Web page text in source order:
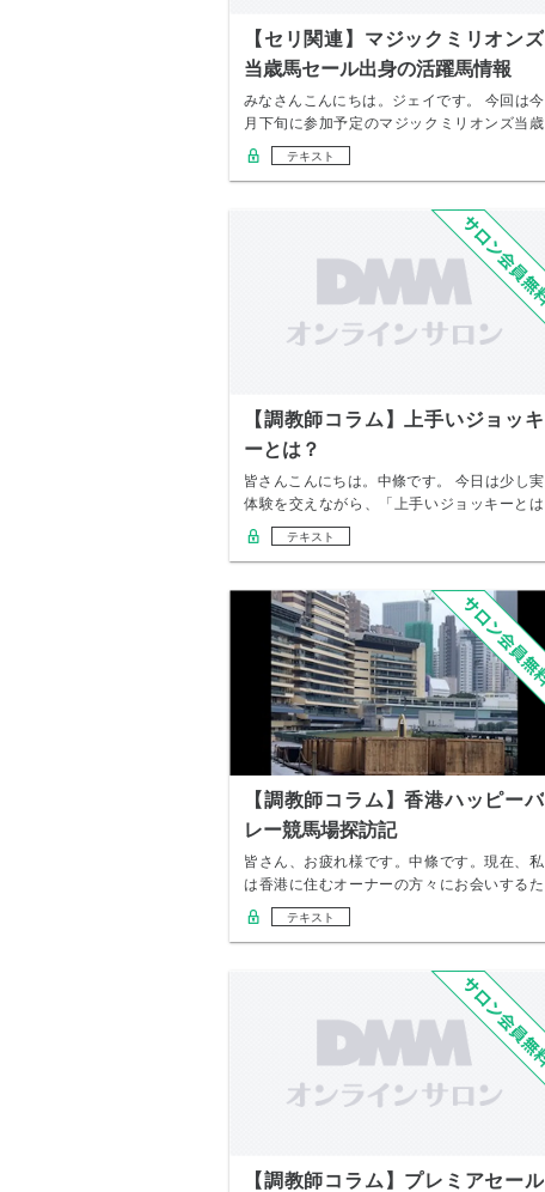
【セリ関連】マジックミリオンズ
当歳馬セール出身の活躍馬情報
みなさんこんにちは。ジェイです。 今回は今
月下旬に参加予定のマジックミリオンズ当歳
セール出…
テキスト
【調教師コラム】上手いジョッキ
ーとは？
皆さんこんにちは。中條です。 今日は少し実
体験を交えながら、「上手いジョッキーとは
何か」と…
テキスト
【調教師コラム】香港ハッピーバ
レー競馬場探訪記
皆さん、お疲れ様です。中條です。現在、私
は香港に住むオーナーの方々にお会いするた
め、銅鑼湾…
テキスト
【調教師コラム】プレミアセール